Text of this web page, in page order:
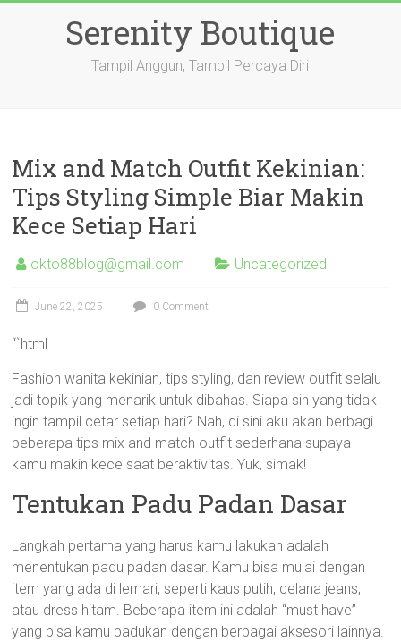
Serenity Boutique
Tampil Anggun, Tampil Percaya Diri
Mix and Match Outfit Kekinian:
Tips Styling Simple Biar Makin
Kece Setiap Hari
okto88blog@gmail.com Uncategorized
June 22, 2025 0 Comment
“`html
Fashion wanita kekinian, tips styling, dan review outfit selalu
jadi topik yang menarik untuk dibahas. Siapa sih yang tidak
ingin tampil cetar setiap hari? Nah, di sini aku akan berbagi
beberapa tips mix and match outfit sederhana supaya
kamu makin kece saat beraktivitas. Yuk, simak!
Tentukan Padu Padan Dasar
Langkah pertama yang harus kamu lakukan adalah
menentukan padu padan dasar. Kamu bisa mulai dengan
item yang ada di lemari, seperti kaus putih, celana jeans,
atau dress hitam. Beberapa item ini adalah “must have”
yang bisa kamu padukan dengan berbagai aksesori lainnya.